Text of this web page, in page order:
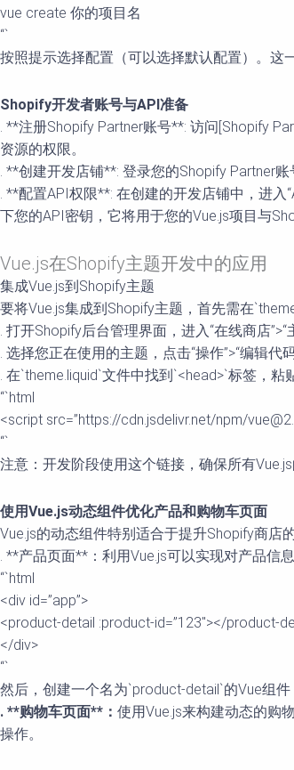
vue create 你的项目名
“`
按照提示选择配置（可以选择默认配置）。这
Shopify开发者账号与API准备
. **注册Shopify Partner账号**: 访问[Shopify
资源的权限。
. **创建开发店铺**: 登录您的Shopify Partner
. **配置API权限**: 在创建的开发店铺中，进入
下您的API密钥，它将用于您的Vue.js项目与
Vue.js在Shopify主题开发中的应用
集成Vue.js到Shopify主题
要将Vue.js集成到Shopify主题，首先需在
. 打开Shopify后台管理界面，进入“在线商店”>“
. 选择您正在使用的主题，点击“操作”>“编辑代码
. 在`theme.liquid`文件中找到`<head>`标签，粘
“`html
<script src=”https://cdn.jsdelivr.net/npm/
“`
注意：开发阶段使用这个链接，确保所有
使用Vue.js动态组件优化产品和购物车页面
Vue.js的动态组件特别适合于提升Shopify商店
. **产品页面**：利用Vue.js可以实现对产品信
“`html
<div id=”app”>
<product-detail :product-id=”123″></product-
</div>
“`
然后，创建一个名为`product-detail`的Vue组
. **购物车页面**： 使用Vue.js来构建动态的购
操作。